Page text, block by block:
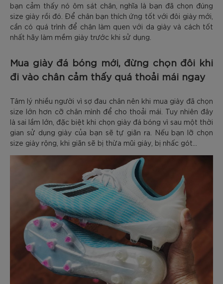
bạn cảm thấy nó ôm sát chân, nghĩa là bạn đã chọn đúng
size giày rồi đó. Để chân bạn thích ứng tốt với đôi giày mới,
cần có quá trình để chân làm quen với da giày và cách tốt
nhất hãy làm mềm giày trước khi sử dụng.
Mua giày đá bóng mới, đừng chọn đôi khi
đi vào chân cảm thấy quá thoải mái ngay
Tâm lý nhiều người vì sợ đau chân nên khi mua giày đã chọn
size lớn hơn cỡ chân mình để cho thoải mái. Tuy nhiên đây
là sai lầm lớn, đặc biệt khi chọn giày đá bóng vì sau một thời
gian sử dụng giày của bạn sẽ tự giãn ra. Nếu bạn lỡ chọn
size giày rộng, khi giãn sẽ bị thừa mũi giày, bị nhấc gót…